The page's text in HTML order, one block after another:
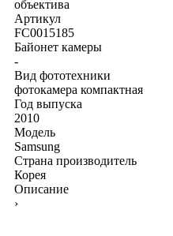
объектива
Артикул
FC0015185
Байонет камеры
-
Вид фототехники
фотокамера компактная
Год выпуска
2010
Модель
Samsung
Страна производитель
Корея
Описание
›